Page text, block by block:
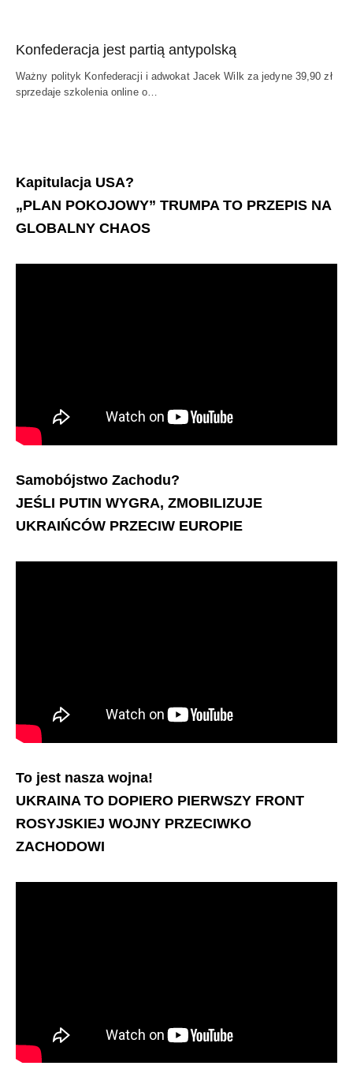
Konfederacja jest partią antypolską
Ważny polityk Konfederacji i adwokat Jacek Wilk za jedyne 39,90 zł
sprzedaje szkolenia online o…
Kapitulacja USA?
„PLAN POKOJOWY” TRUMPA TO PRZEPIS NA
GLOBALNY CHAOS
Samobójstwo Zachodu?
JEŚLI PUTIN WYGRA, ZMOBILIZUJE
UKRAIŃCÓW PRZECIW EUROPIE
To jest nasza wojna!
UKRAINA TO DOPIERO PIERWSZY FRONT
ROSYJSKIEJ WOJNY PRZECIWKO
ZACHODOWI